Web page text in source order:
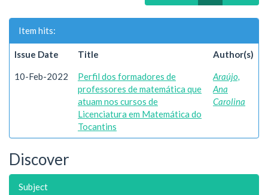
Item hits:
Issue Date Title Author(s)
10-Feb-2022
Perfil dos formadores de
professores de matemática que
atuam nos cursos de
Licenciatura em Matemática do
Tocantins
Araújo,
Ana
Carolina
Discover
Subject